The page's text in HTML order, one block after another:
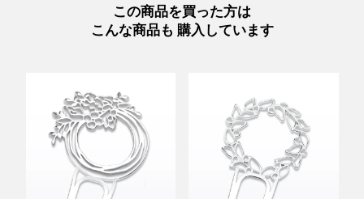
この商品を買った方は
こんな商品も 購入しています